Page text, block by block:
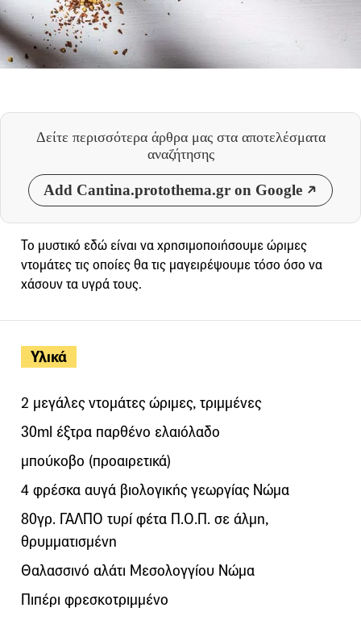
Δείτε περισσότερα άρθρα μας στα αποτελέσματα
αναζήτησης
Add Cantina.protothema.gr on Google
Υλικά
2 μεγάλες ντομάτες ώριμες, τριμμένες
30ml έξτρα παρθένο ελαιόλαδο
μπούκοβο (προαιρετικά)
4 φρέσκα αυγά βιολογικής γεωργίας Νώμα
80γρ. ΓΑΛΠΟ τυρί φέτα Π.Ο.Π. σε άλμη,
θρυμματισμένη
Θαλασσινό αλάτι Μεσολογγίου Νώμα
Πιπέρι φρεσκοτριμμένο
Το μυστικό εδώ είναι να χρησιμοποιήσουμε ώριμες
ντομάτες τις οποίες θα τις μαγειρέψουμε τόσο όσο να
χάσουν τα υγρά τους.